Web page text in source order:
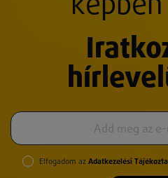
Elfogadom az Adatkezelési